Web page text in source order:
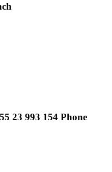
23 993 154 Phone